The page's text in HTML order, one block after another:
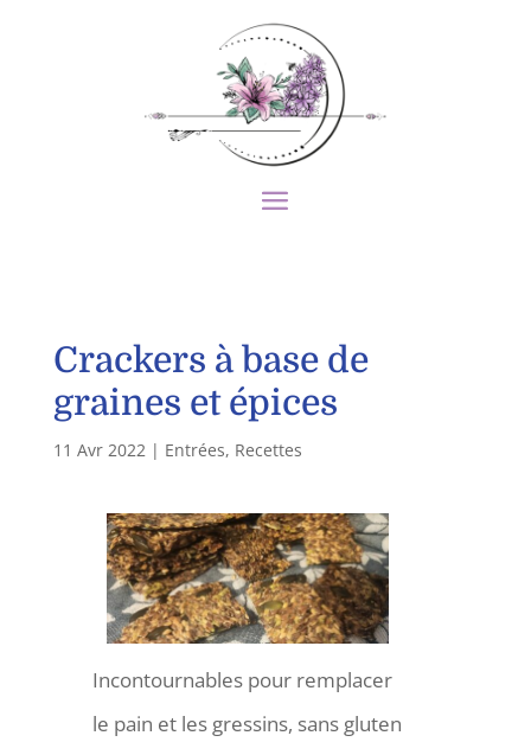
Crackers à base de
graines et épices
11 Avr 2022| Entrées, Recettes
Incontournables pour remplacer
le pain et les gressins, sans gluten